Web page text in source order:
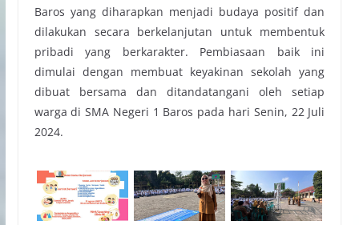
Baros yang diharapkan menjadi budaya positif dan
dilakukan secara berkelanjutan untuk membentuk
pribadi yang berkarakter. Pembiasaan baik ini
dimulai dengan membuat keyakinan sekolah yang
dibuat bersama dan ditandatangani oleh setiap
warga di SMA Negeri 1 Baros pada hari Senin, 22 Juli
2024.